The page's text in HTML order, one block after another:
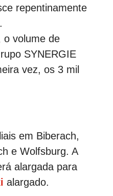
repentinamente
o volume de
SYNERGIE
vez, os 3 mil
em Biberach,
e Wolfsburg. A
alargada para
alargado.